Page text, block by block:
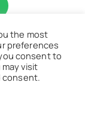
rezervate.
the most
preferences
consent to
visit
consent.